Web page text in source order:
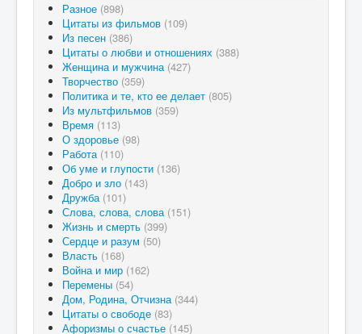
Разное (898)
Цитаты из фильмов (109)
Из песен (386)
Цитаты о любви и отношениях (388)
Женщина и мужчина (427)
Творчество (359)
Политика и те, кто ее делает (805)
Из мультфильмов (359)
Время (113)
О здоровье (98)
Работа (110)
Об уме и глупости (136)
Добро и зло (143)
Дружба (101)
Слова, слова, слова (151)
Жизнь и смерть (399)
Сердце и разум (50)
Власть (168)
Война и мир (162)
Перемены (54)
Дом, Родина, Отчизна (344)
Цитаты о свободе (83)
Афоризмы о счастье (145)